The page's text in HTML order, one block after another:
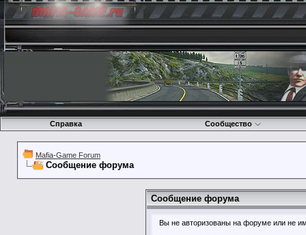
Справка Сообщество
Mafia-Game Forum
Сообщение форума
Сообщение форума
Вы не авторизованы на форуме или не